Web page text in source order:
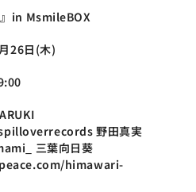
in MsmileBOX
26日(木)
野田真実
三葉向日葵
himawari-